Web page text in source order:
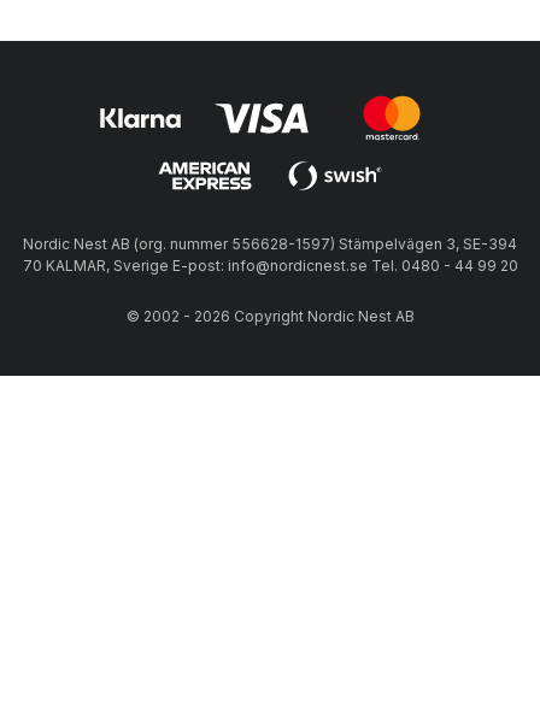
Nordic Nest AB (org. nummer 556628-1597) Stämpelvägen 3, SE-394
70 KALMAR, Sverige E-post: info@nordicnest.se Tel. 0480 - 44 99 20
© 2002 - 2026 Copyright Nordic Nest AB